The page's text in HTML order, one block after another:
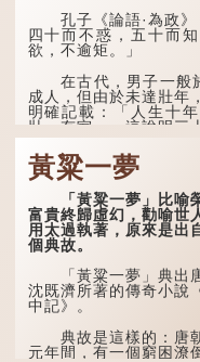
到了一百歲呢？
頤」。《禮記.曲禮上
「百年曰期頤。」鄭玄
「期，猶要也；頤，養
不知衣服食味，孝子要
道...
孔子《論語·為政》
四十而不惑，五十而
欲，不逾矩。」
在古代，男子一般於
成人，但由於未達壯年
明確記載：「人生十
壯，有室。」這說明三
黃粱一夢
「黃粱一夢」比喻
富貴終歸虛幻，勸喻世
用太過執著，原來是出
個典故。
「黃粱一夢」典出
沈既濟所著的傳奇小說
中記》。
典故是這樣的：唐
元年間，有一個窮困潦